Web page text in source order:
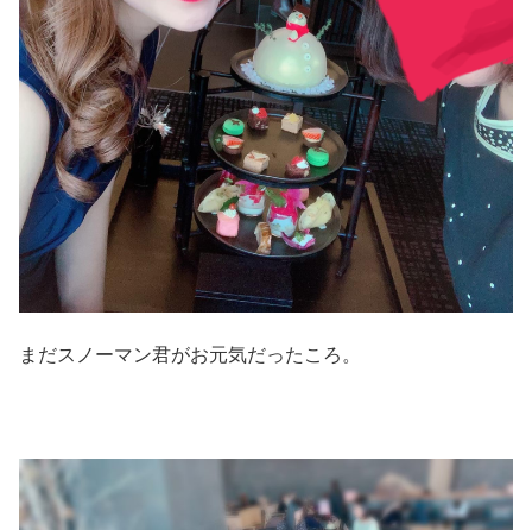
まだスノーマン君がお元気だったころ。